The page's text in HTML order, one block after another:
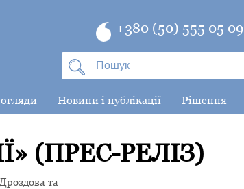
+380 (50) 555 05 09
Новини і публікації Рішення
(ПРЕС-РЕЛІЗ)
та